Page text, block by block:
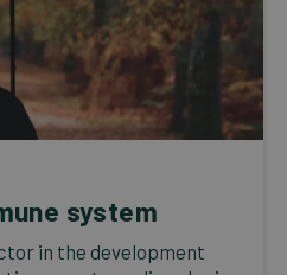
system
in the development